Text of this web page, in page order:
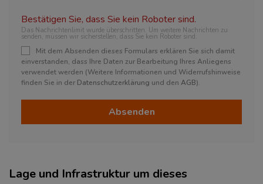
Bestätigen Sie, dass Sie kein Roboter sind.
Das Nachrichtenlimit wurde überschritten. Um weitere Nachrichten zu
senden, müssen wir sicherstellen, dass Sie kein Roboter sind.
Mit dem Absenden dieses Formulars erklären Sie sich damit
einverstanden, dass Ihre Daten zur Bearbeitung Ihres Anliegens
verwendet werden (Weitere Informationen und Widerrufshinweise
finden Sie in der Datenschutzerklärung und den AGB).
Absenden
Lage und Infrastruktur um dieses